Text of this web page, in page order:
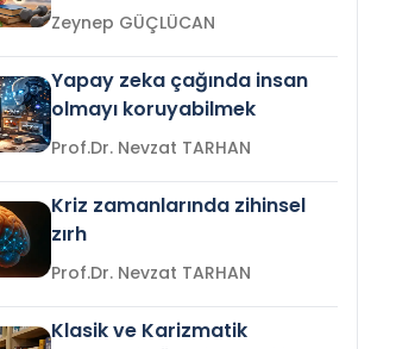
Zeynep GÜÇLÜCAN
Yapay zeka çağında insan
olmayı koruyabilmek
Prof.Dr. Nevzat TARHAN
Kriz zamanlarında zihinsel
zırh
Prof.Dr. Nevzat TARHAN
Klasik ve Karizmatik